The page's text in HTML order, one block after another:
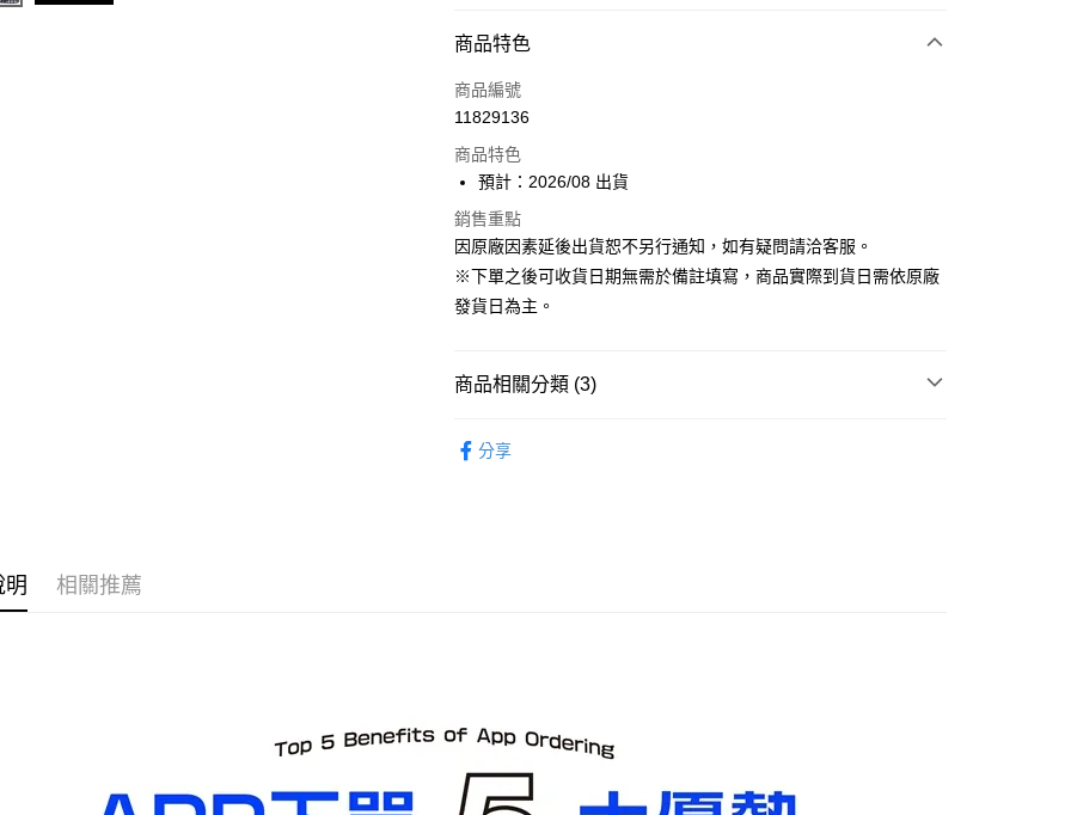
付款方式
信用卡一次付款
ATM付款
運送方式
預購-宅配(舊)
預購-宅配(離島)(舊)
東海門市自取，需自備購物袋取貨唷。
商品特色
商品編號
11829136
商品特色
預計：2026/08 出貨
銷售重點
因原廠因素延後出貨恕不另行通知，如有疑問請洽客服。
※下單之後可收貨日期無需於備註填寫，商品實際到貨日需依原廠
發貨日為主。
商品相關分類 (3)
分享
明 相關推薦